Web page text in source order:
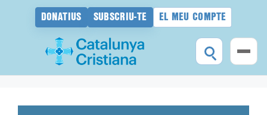
DONATIUS SUBSCRIU-TE EL MEU COMPTE